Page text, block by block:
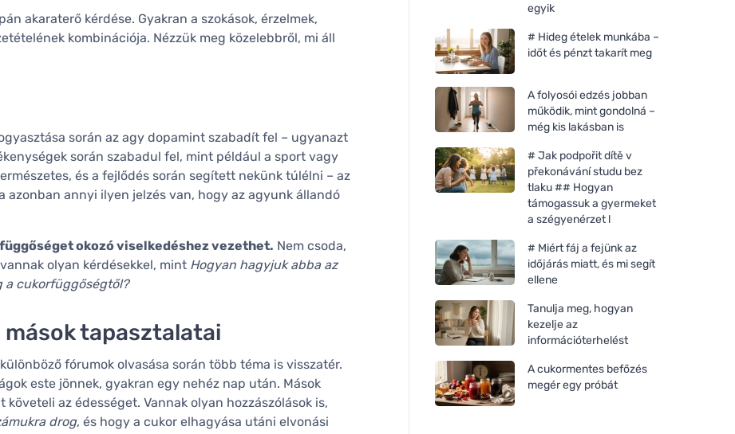
akaraterő kérdése. Gyakran a szokások, érzelmek,
kombinációja. Nézzük meg közelebbről, mi áll
során az agy dopamint szabadít fel – ugyanazt
során szabadul fel, mint például a sport vagy
és a fejlődés során segített nekünk túlélni – az
azonban annyi ilyen jelzés van, hogy az agyunk állandó
okozó viselkedéshez vezethet. Nem csoda,
olyan kérdésekkel, mint Hogyan hagyjuk abba az
a cukorfüggőségtől?
mások tapasztalatai
fórumok olvasása során több téma is visszatér.
este jönnek, gyakran egy nehéz nap után. Mások
az édességet. Vannak olyan hozzászólások is,
drog, és hogy a cukor elhagyása utáni elvonási
egyik
# Hideg ételek munkába –
időt és pénzt takarít meg
A folyosói edzés jobban
működik, mint gondolná –
még kis lakásban is
# Jak podpořit dítě v
překonávání studu bez
tlaku ## Hogyan
támogassuk a gyermeket
a szégyenérzet l
# Miért fáj a fejünk az
időjárás miatt, és mi segít
ellene
Tanulja meg, hogyan
kezelje az
információterhelést
A cukormentes befőzés
megér egy próbát